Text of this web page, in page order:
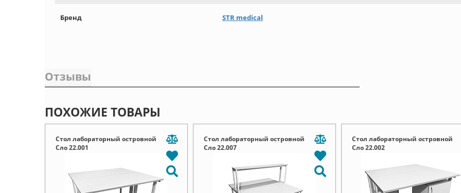
Бренд STR medical
Отзывы
ПОХОЖИЕ ТОВАРЫ
Стол лабораторный островной
Сло 22.001
Стол лабораторный островной
Сло 22.007
Стол лабораторный островной
Сло 22.002